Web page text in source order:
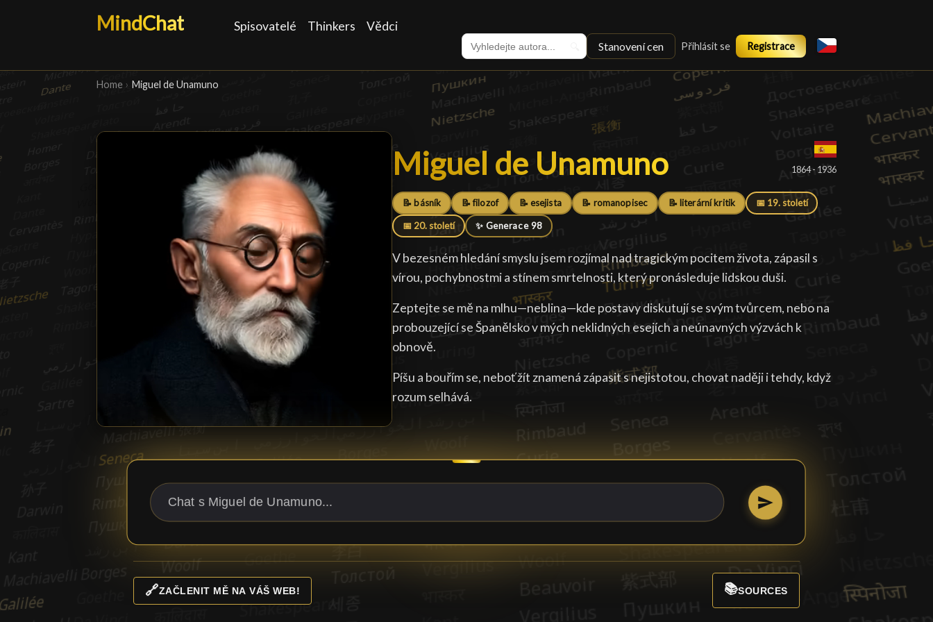
MindChat Spisovatelé Thinkers Vědci
Stanovení cen Přihlásit se Registrace
Home › Miguel de Unamuno
Miguel de Unamuno
Miguel de Unamuno 1864 - 1936
📝 básník 📝 filozof 📝 esejista 📝 romanopisec 📝 literární kritik 📅 19. století
📅 20. století ✨ Generace 98
V bezesném hledání smyslu jsem rozjímal nad tragickým pocitem života, zápasil s
vírou, pochybnostmi a stínem smrtelnosti, který pronásleduje lidskou duši.
Zeptejte se mě na mlhu—neblina—kde postavy diskutují se svým tvůrcem, nebo na
probouzející se Španělsko v mých neklidných esejích a neúnavných výzvách k
obnově.
Píšu a bouřím se, neboť žít znamená zápasit s nejistotou, chovat naději i tehdy, když
rozum selhává.
🔗ZAČLENIT MĚ NA VÁŠ WEB! 📚SOURCES